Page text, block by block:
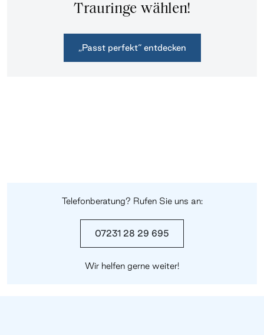
Trauringe wählen!
„Passt perfekt“ entdecken
Telefonberatung? Rufen Sie uns an:
07231 28 29 695
Wir helfen gerne weiter!